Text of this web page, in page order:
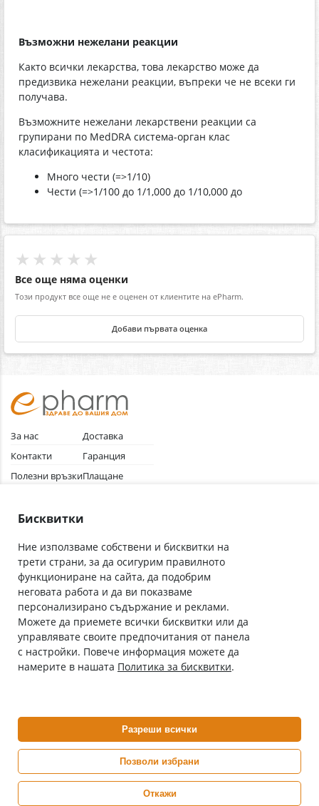
Възможни нежелани реакции
Както всички лекарства, това лекарство може да
предизвика нежелани реакции, въпреки че не всеки ги
получава.
Възможните нежелани лекарствени реакции са
групирани по MedDRA система-орган клас
класификацията и честота:
Много чести (=>1/10)
Чести (=>1/100 до 1/1,000 до 1/10,000 до
★★★★★
Все още няма оценки
Този продукт все още не е оценен от клиентите на ePharm.
Добави първата оценка
За нас
Контакти
Полезни връзки
Общи условия
Доставка
Гаранция
Плащане
Абонирай се за нашия бюлетин
С абонамента се съгласявам сПолитиката за лични данни.
Онлайн аптека, част от аптеки „Ванчева“
ePharm е лицензирана онлайн аптека от
Изпълнителна Агенция по Лекарствата
0882 444 666
Бисквитки
Ние използваме собствени и бисквитки на
трети страни, за да осигурим правилното
функциониране на сайта, да подобрим
неговата работа и да ви показваме
персонализирано съдържание и реклами.
Можете да приемете всички бисквитки или да
управлявате своите предпочитания от панела
с настройки. Повече информация можете да
намерите в нашата Политика за бисквитки.
Разреши всички
Позволи избрани
Откажи